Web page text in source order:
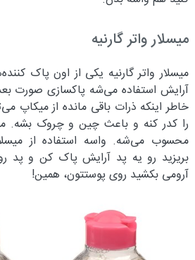
میسلار واتر گارنیه
میسلار واتر گارنیه یکی از اون پاک
آرایش استفاده می‌شه پاکسازی صورت
خاطر اینکه ذرات باقی مانده از میکاپ
را کدر کنه و باعث چین و چروک بشه.
محسوب می‌شه. واسه استفاده از
بریزید رو یه پد آرایش پاک کن و پد
آرومی بکشید روی پوستتون، همین!